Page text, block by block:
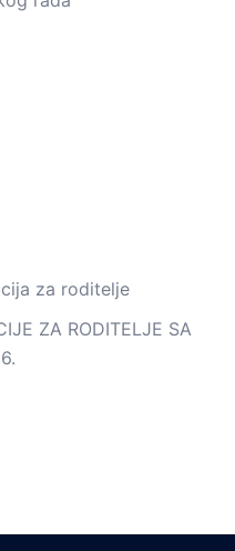
za roditelje
ZA RODITELJE SA